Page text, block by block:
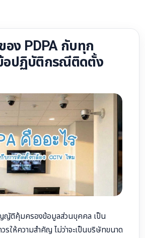
ง PDPA กับทุก
อปฏิบัติกรณีติดตั้ง
ญัติคุ้มครองข้อมูลส่วนบุคคล เป็น
ให้ความสำคัญ ไม่ว่าจะเป็นบริษัทขนาด